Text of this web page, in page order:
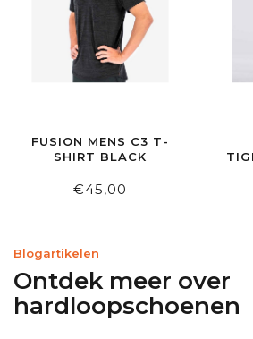
FUSION MENS C3 T-
SHIRT BLACK
€45,00
Blogartikelen
Ontdek meer over
hardloopschoenen